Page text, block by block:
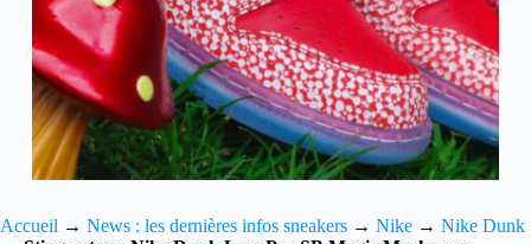
Accueil → News : les dernières infos sneakers → Nike → Nike Dunk